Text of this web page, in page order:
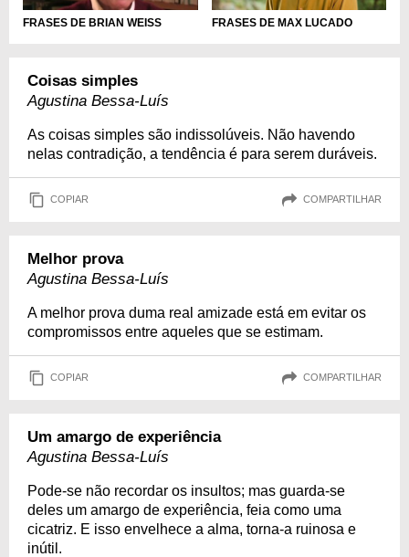
FRASES DE BRIAN WEISS FRASES DE MAX LUCADO
Coisas simples
Agustina Bessa-Luís
As coisas simples são indissolúveis. Não havendo
nelas contradição, a tendência é para serem duráveis.
COPIAR COMPARTILHAR
Melhor prova
Agustina Bessa-Luís
A melhor prova duma real amizade está em evitar os
compromissos entre aqueles que se estimam.
COPIAR COMPARTILHAR
Um amargo de experiência
Agustina Bessa-Luís
Pode-se não recordar os insultos; mas guarda-se
deles um amargo de experiência, feia como uma
cicatriz. E isso envelhece a alma, torna-a ruinosa e
inútil.